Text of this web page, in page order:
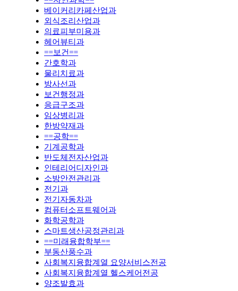
베이커리카페산업과
외식조리산업과
의료피부미용과
헤어뷰티과
==보건==
간호학과
물리치료과
방사선과
보건행정과
응급구조과
임상병리과
한방약재과
==공학==
기계공학과
반도체전자산업과
인테리어디자인과
소방안전관리과
전기과
전기자동차과
컴퓨터소프트웨어과
화학공학과
스마트생산공정관리과
==미래융합학부==
부동산풍수과
사회복지융합계열 요양서비스전공
사회복지융합계열 헬스케어전공
양조발효과